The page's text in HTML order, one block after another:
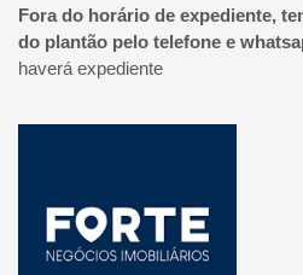
Fora do horário de expediente,
do plantão pelo telefone e
haverá expediente